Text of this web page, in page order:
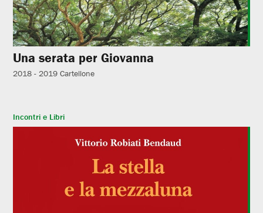
Una serata per Giovanna
2018 - 2019 Cartellone
Incontri e Libri